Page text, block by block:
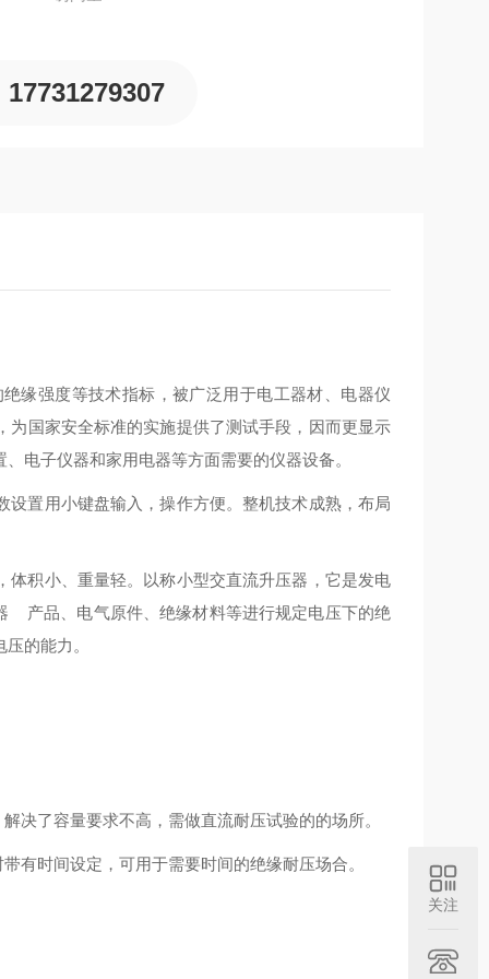
17731279307
缘强度等技术指标，被广泛用于电工器材、电器仪
国家安全标准的实施提供了测试手段，因而更显示
电子仪器和家用电器等方面需要的仪器设备。
置用小键盘输入，操作方便。整机技术成熟，布局
积小、重量轻。以称小型交直流升压器，它是发电
产品、电气原件、绝缘材料等进行规定电压下的绝
的能力。
决了容量要求不高，需做直流耐压试验的的场所。
有时间设定，可用于需要时间的绝缘耐压场合。
关注